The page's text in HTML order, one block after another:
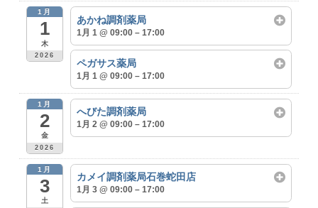
1月
1
木
2026
あかね調剤薬局
1月 1 @ 09:00 – 17:00
ペガサス薬局
1月 1 @ 09:00 – 17:00
1月
2
金
2026
へびた調剤薬局
1月 2 @ 09:00 – 17:00
1月
3
土
カメイ調剤薬局石巻蛇田店
1月 3 @ 09:00 – 17:00